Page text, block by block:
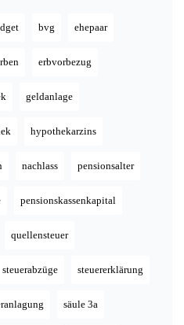
bvg ehepaar
erbvorbezug
geldanlage
hypothekarzins
nachlass pensionsalter
pensionskassenkapital
quellensteuer
steuerabzüge steuererklärung
säule 3a